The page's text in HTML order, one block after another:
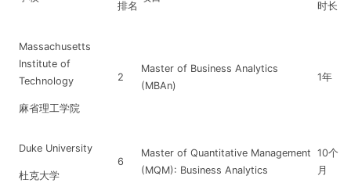
排名
时长
Massachusetts
Institute of
Technology
麻省理工学院
2
Master of Business Analytics
(MBAn)
1年
Duke University
杜克大学
6
Master of Quantitative Management
(MQM): Business Analytics
10个
月